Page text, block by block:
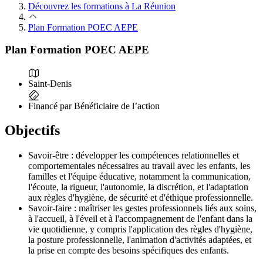
Découvrez les formations à La Réunion
Plan Formation POEC AEPE
Plan Formation POEC AEPE
Saint-Denis
Financé par Bénéficiaire de l’action
Objectifs
Savoir-être : développer les compétences relationnelles et
comportementales nécessaires au travail avec les enfants, les
familles et l'équipe éducative, notamment la communication,
l'écoute, la rigueur, l'autonomie, la discrétion, et l'adaptation
aux règles d'hygiène, de sécurité et d'éthique professionnelle.
Savoir-faire : maîtriser les gestes professionnels liés aux soins,
à l'accueil, à l'éveil et à l'accompagnement de l'enfant dans la
vie quotidienne, y compris l'application des règles d'hygiène,
la posture professionnelle, l'animation d'activités adaptées, et
la prise en compte des besoins spécifiques des enfants.